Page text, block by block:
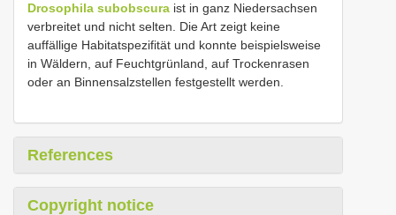
Drosophila subobscura ist in ganz Niedersachsen
verbreitet und nicht selten. Die Art zeigt keine
auffällige Habitatspezifität und konnte beispielsweise
in Wäldern, auf Feuchtgrünland, auf Trockenrasen
oder an Binnensalzstellen festgestellt werden.
References
Copyright notice